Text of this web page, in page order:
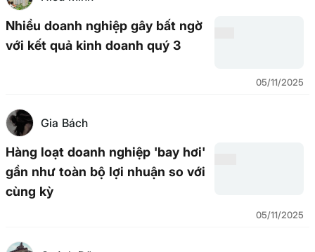
Nhiều doanh nghiệp gây bất ngờ
với kết quả kinh doanh quý 3
05/11/2025
Gia Bách
Hàng loạt doanh nghiệp 'bay hơi'
gần như toàn bộ lợi nhuận so với
cùng kỳ
05/11/2025